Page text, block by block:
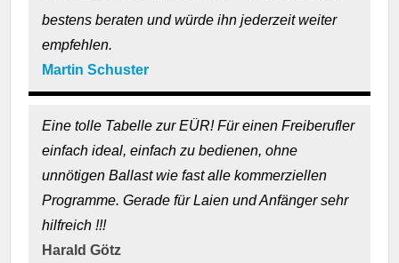
bestens beraten und würde ihn jederzeit weiter
empfehlen.
Martin Schuster
Eine tolle Tabelle zur EÜR! Für einen Freiberufler
einfach ideal, einfach zu bedienen, ohne
unnötigen Ballast wie fast alle kommerziellen
Programme. Gerade für Laien und Anfänger sehr
hilfreich !!!
Harald Götz